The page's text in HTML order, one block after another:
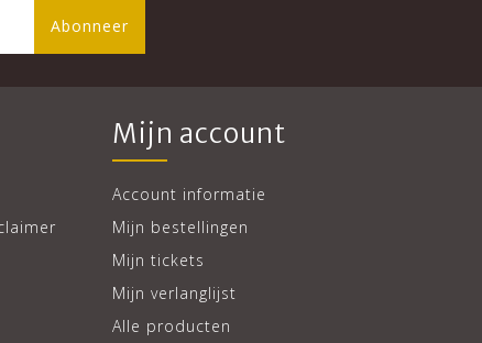
Abonneer
Mijn account
Account informatie
Mijn bestellingen
Mijn tickets
Mijn verlanglijst
Alle producten